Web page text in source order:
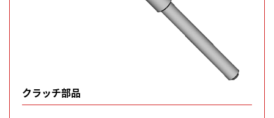
クラッチ部品